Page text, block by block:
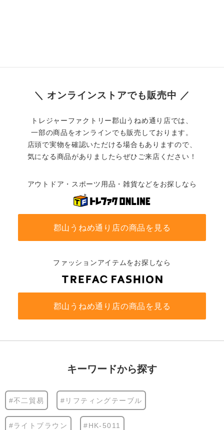
＼ オンラインストアでも販売中 ／
トレジャーファクトリー郡山うねめ通り店では、
一部の商品をオンラインでも販売しております。
店頭で実物を確認いただける場合もありますので、
気になる商品がありましたらぜひご来店ください！
アウトドア・スポーツ用品・雑貨などをお探しなら
郡山うねめ通り店の商品を見る
ファッションアイテムをお探しなら
郡山うねめ通り店の商品を見る
キーワードから探す
#不二貿易 #リフティングテーブル
#ライトブラウン #HK-5011